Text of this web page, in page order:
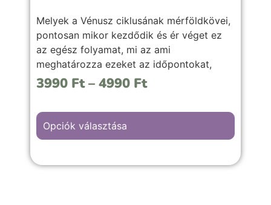
Melyek a Vénusz ciklusának mérföldkövei,
pontosan mikor kezdődik és ér véget ez
az egész folyamat, mi az ami
meghatározza ezeket az időpontokat,
valamint mire érdemes figyelni, és hogyan
időszakait is.
3990 Ft – 4990 Ft
Opciók választása